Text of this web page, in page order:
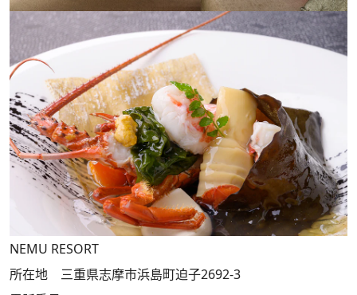
NEMU RESORT
所在地 三重県志摩市浜島町迫子2692-3